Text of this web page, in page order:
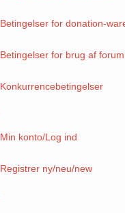
Betingelser for donation-
Betingelser for brug af forum
Konkurrencebetingelser
Min konto/Log ind
Registrer ny/neu/new